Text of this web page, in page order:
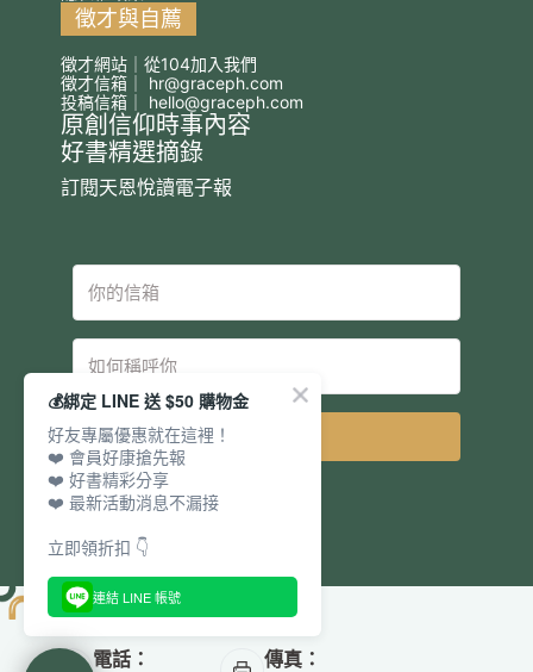
徵才與自薦
徵才網站｜從104加入我們
徵才信箱｜ hr@graceph.com
投稿信箱｜ hello@graceph.com
原創信仰時事內容
好書精選摘錄
訂閱天恩悅讀電子報
電話：
傳真：
💰綁定 LINE 送 $50 購物金
好友專屬優惠就在這裡！
❤️ 會員好康搶先報
❤️ 好書精彩分享
❤️ 最新活動消息不漏接
立即領折扣 👇
連結 LINE 帳號